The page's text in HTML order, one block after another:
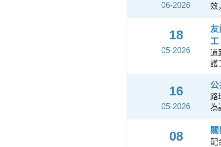
06-2026
效
18
05-2026
友
工
道
護
16
05-2026
公
路
為
08
配